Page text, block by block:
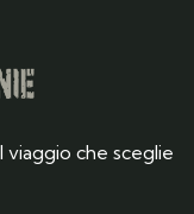
viaggio che sceglie